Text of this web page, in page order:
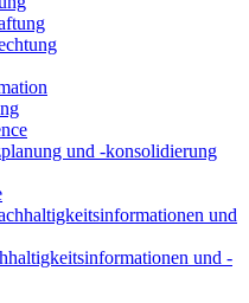
und -konsolidierung
und
und -